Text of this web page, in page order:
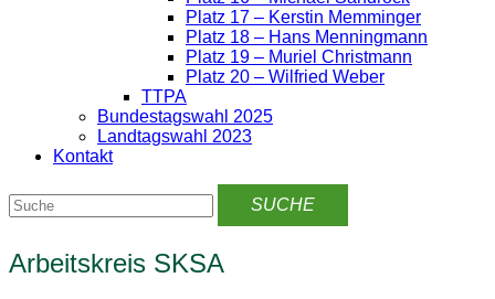
Platz 17 – Kerstin Memminger
Platz 18 – Hans Menningmann
Platz 19 – Muriel Christmann
Platz 20 – Wilfried Weber
TTPA
Bundestagswahl 2025
Landtagswahl 2023
Kontakt
Arbeitskreis SKSA